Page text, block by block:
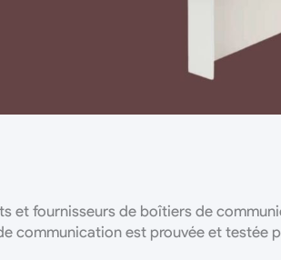
et fournisseurs de boîtiers de
communication est prouvée et testée